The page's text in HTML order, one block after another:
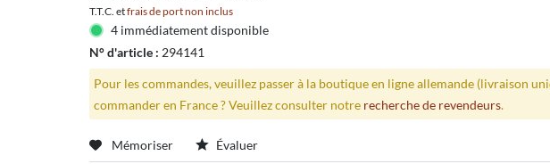
T.T.C. etfrais de port non inclus
4 immédiatement disponible
N° d'article : 294141
Pour les commandes, veuillez passer à la boutique en ligne allemande (livraison
commander en France ? Veuillez consulter notre recherche de revendeurs.
Mémoriser Évaluer